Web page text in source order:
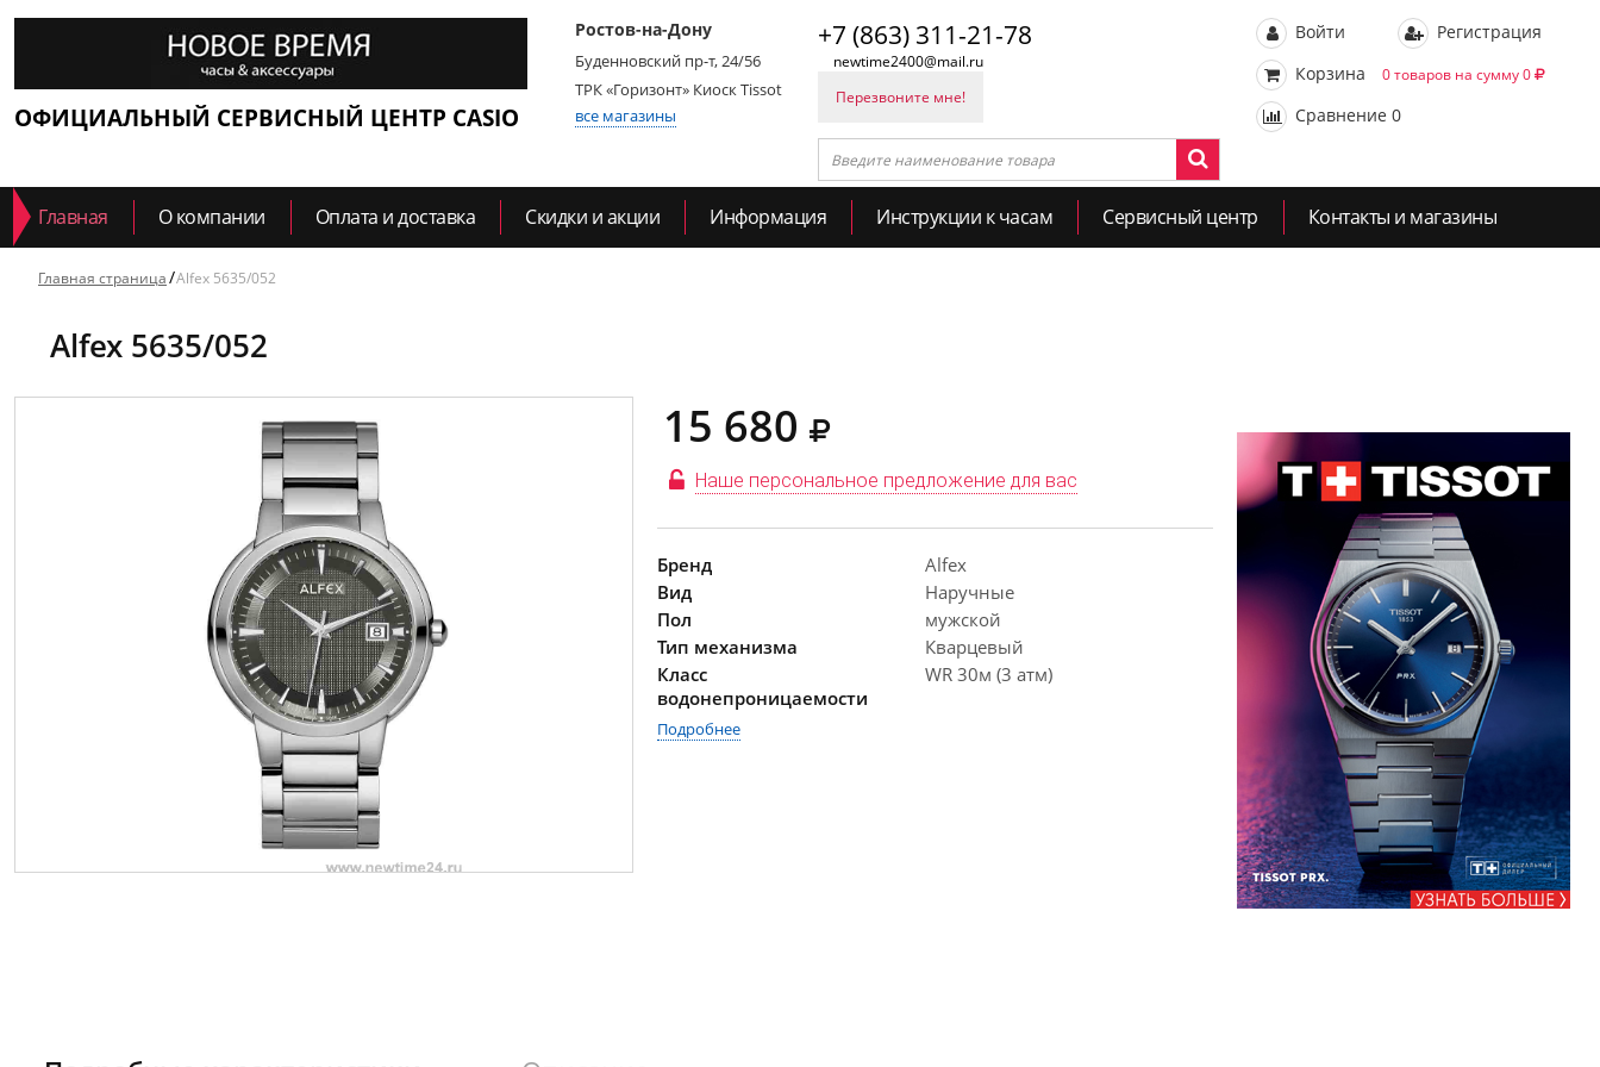
ОФИЦИАЛЬНЫЙ СЕРВИСНЫЙ ЦЕНТР CASIO
Ростов-на-Дону
Буденновский пр-т, 24/56
ТРК «Горизонт» Киоск Tissot
все магазины
+7 (863) 311-21-78
newtime2400@mail.ru
Перезвоните мне!
Войти
Регистрация
Корзина
0 товаров на сумму 0
Сравнение 0
Главная О компании Оплата и доставка Скидки и акции Информация Инструкции к часам Сервисный центр Контакты и магазины
Главная страница Alfex 5635/052
Alfex 5635/052
15 680
Наше персональное предложение для вас
Бренд
Alfex
Вид
Наручные
Пол
мужской
Тип механизма
Кварцевый
Класс
водонепроницаемости
WR 30м (3 атм)
Подробнее